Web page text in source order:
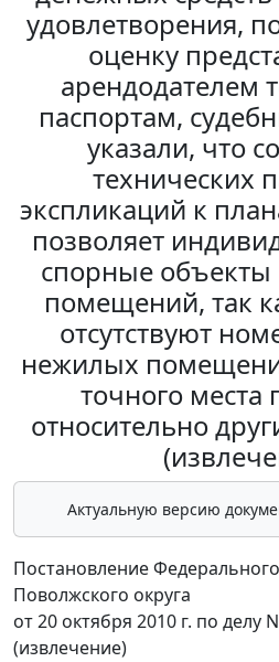
удовлетворения,
оценку
арендодателем
паспортам,
указали, что
технических
экспликаций к
позволяет
спорные объекты
помещений, так
отсутствуют
нежилых
точного места
относительно
Актуальную версию
Постановление
Поволжского округа
от 20 октября 2010 г. по делу
(извлечение)